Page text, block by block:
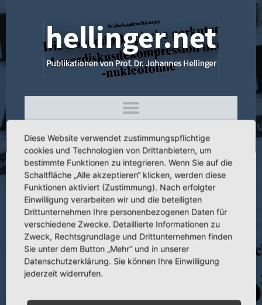
4.277 A new ring-fixator for dynamometric
management of osteosynthesis
Titel:A new ring-fixator for dynamometric management of osteosynthesis
Veranstaltung:EFORT
Diese Website verwendet zustimmungspflichtige
cookies und Technologien von Drittanbietern, um
bestimmte Funktionen zu integrieren. Wenn Sie auf die
Schaltfläche „Alle akzeptieren“ klicken, werden diese
Funktionen aktiviert (Zustimmung). Nach erfolgter
Einwilligung verarbeiten wir und die beteiligten
Drittunternehmen Ihre personenbezogenen Daten für
verschiedene Zwecke. Detaillierte Informationen zu
Zweck, Rechtsgrundlage und Drittunternehmen finden
Sie unter dem Button „Mehr“ und in unserer
Datenschutzerklärung. Sie können Ihre Einwilligung
jederzeit widerrufen.